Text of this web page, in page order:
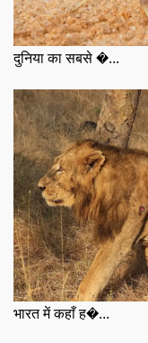
दुनिया का सबसे �...
भारत में कहाँ ह�...